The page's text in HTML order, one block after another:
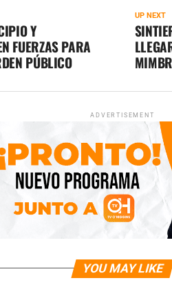
UP NEXT
Y
FUERZAS PARA
PÚBLICO
ADVERTISEMENT
YOU MAY LIKE